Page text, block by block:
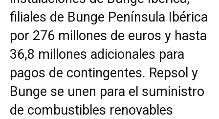
filiales de Bunge Península Ibérica
por 276 millones de euros y hasta
36,8 millones adicionales para
pagos de contingentes. Repsol y
Bunge se unen para el suministro
de combustibles renovables